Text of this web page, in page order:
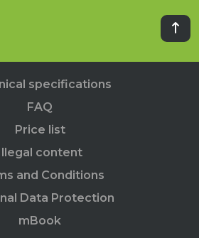
specifications
FAQ
Price list
Illegal content
and Conditions
Data Protection
mBook